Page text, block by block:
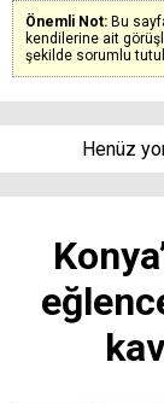
Önemli Not: Bu
kendilerine ait
şekilde sorumlu
Henüz